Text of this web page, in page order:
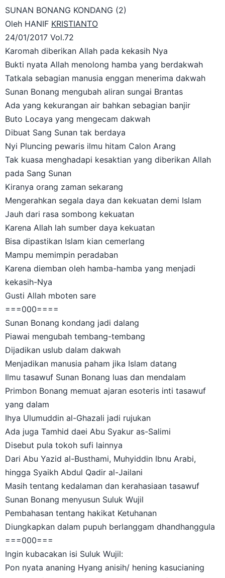
SUNAN BONANG KONDANG (2)
Oleh HANIF KRISTIANTO
24/01/2017 Vol.72
Karomah diberikan Allah pada kekasih Nya
Bukti nyata Allah menolong hamba yang berdakwah
Tatkala sebagian manusia enggan menerima dakwah
Sunan Bonang mengubah aliran sungai Brantas
Ada yang kekurangan air bahkan sebagian banjir
Buto Locaya yang mengecam dakwah
Dibuat Sang Sunan tak berdaya
Nyi Pluncing pewaris ilmu hitam Calon Arang
Tak kuasa menghadapi kesaktian yang diberikan Allah
pada Sang Sunan
Kiranya orang zaman sekarang
Mengerahkan segala daya dan kekuatan demi Islam
Jauh dari rasa sombong kekuatan
Karena Allah lah sumber daya kekuatan
Bisa dipastikan Islam kian cemerlang
Mampu memimpin peradaban
Karena diemban oleh hamba-hamba yang menjadi
kekasih-Nya
Gusti Allah mboten sare
===000====
Sunan Bonang kondang jadi dalang
Piawai mengubah tembang-tembang
Dijadikan uslub dalam dakwah
Menjadikan manusia paham jika Islam datang
Ilmu tasawuf Sunan Bonang luas dan mendalam
Primbon Bonang memuat ajaran esoteris inti tasawuf
yang dalam
Ihya Ulumuddin al-Ghazali jadi rujukan
Ada juga Tamhid daei Abu Syakur as-Salimi
Disebut pula tokoh sufi lainnya
Dari Abu Yazid al-Busthami, Muhyiddin Ibnu Arabi,
hingga Syaikh Abdul Qadir al-Jailani
Masih tentang kedalaman dan kerahasiaan tasawuf
Sunan Bonang menyusun Suluk Wujil
Pembahasan tentang hakikat Ketuhanan
Diungkapkan dalam pupuh berlanggam dhandhanggula
===000===
Ingin kubacakan isi Suluk Wujil:
Pon nyata ananing Hyang anisih/ hening kasucianing
Pangeran/ ana ngaku kang weruh mangke/ laksanane